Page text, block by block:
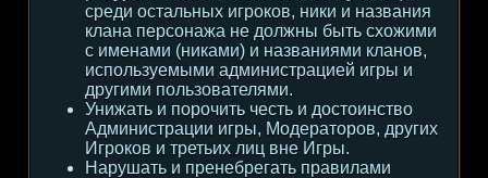
среди остальных игроков, ники и названия
клана персонажа не должны быть схожими
с именами (никами) и названиями кланов,
используемыми администрацией игры и
другими пользователями.
Унижать и порочить честь и достоинство
Администрации игры, Модераторов, других
Игроков и третьих лиц вне Игры.
Нарушать и пренебрегать правилами